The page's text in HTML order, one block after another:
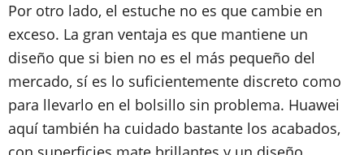
Por otro lado, el estuche no es que cambie en
exceso. La gran ventaja es que mantiene un
diseño que si bien no es el más pequeño del
mercado, sí es lo suficientemente discreto como
para llevarlo en el bolsillo sin problema. Huawei
aquí también ha cuidado bastante los acabados,